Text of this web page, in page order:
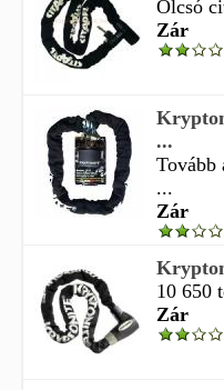
Olcsó
Zár
...
Tovább
...
Zár
10 650
Zár